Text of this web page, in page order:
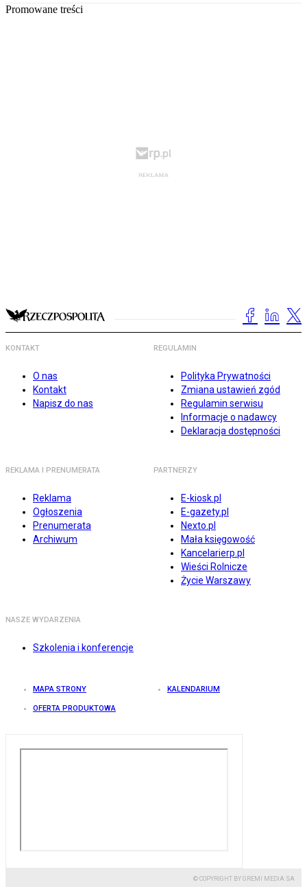
Promowane treści
KONTAKT
O nas
Kontakt
Napisz do nas
REGULAMIN
Polityka Prywatności
Zmiana ustawień zgód
Regulamin serwisu
Informacje o nadawcy
Deklaracja dostępności
REKLAMA I PRENUMERATA
Reklama
Ogłoszenia
Prenumerata
Archiwum
PARTNERZY
E-kiosk.pl
E-gazety.pl
Nexto.pl
Mała księgowość
Kancelarierp.pl
Wieści Rolnicze
Życie Warszawy
NASZE WYDARZENIA
Szkolenia i konferencje
MAPA STRONY KALENDARIUM
OFERTA PRODUKTOWA
© COPYRIGHT BY GREMI MEDIA SA